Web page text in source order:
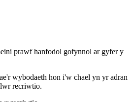
prawf hanfodol gofynnol ar gyfer y
wybodaeth hon i'w chael yn yr adran
recriwtio.